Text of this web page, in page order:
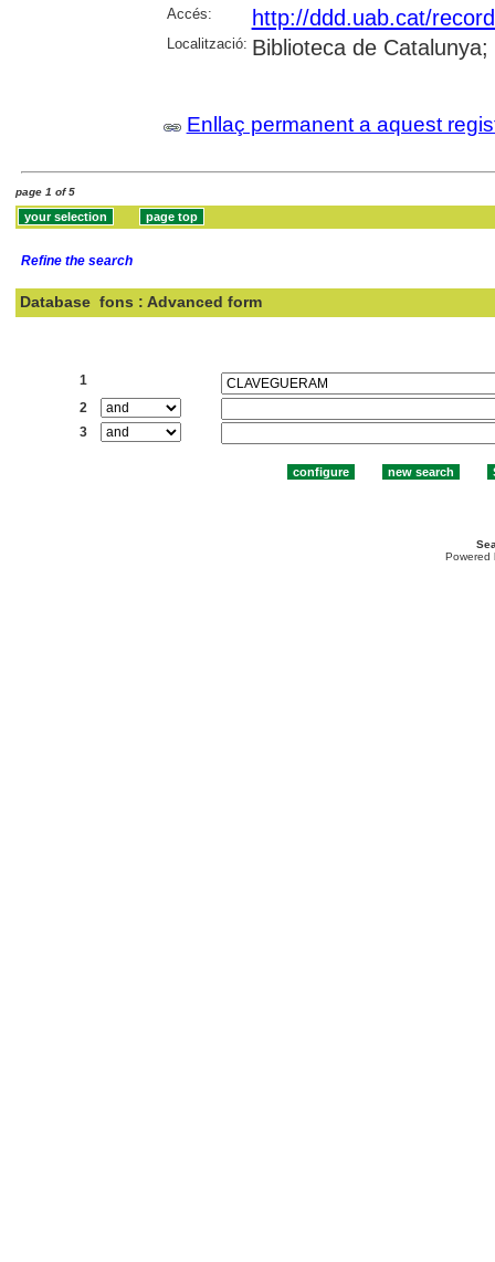
Accés: http://ddd.uab.cat/
Localització: Biblioteca de
Enllaç permanent a aquest
page 1 of 5
Refine the search
Database fons : Advanced form
1
2
3